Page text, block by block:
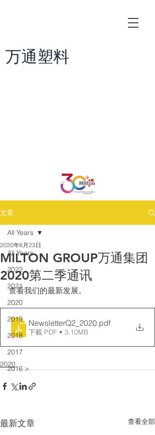
万通塑料
文章
All Years
2022
2021
2020
2019
2018
2017
2016 >
All Years
MILTON GROUP万通集团
2020第二季通讯
2020年6月23日
查看我们的最新发展。
NewsletterQ2_2020.pdf
下載 PDF • 3.10MB
2020
最新文章 查看全部